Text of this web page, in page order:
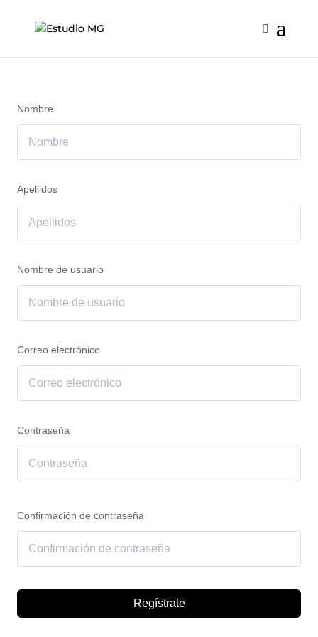
Nombre
Apellidos
Nombre de usuario
Correo electrónico
Contraseña
Confirmación de contraseña
Regístrate